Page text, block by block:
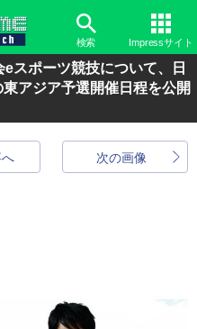
検索 Impressサイト
スポーツ競技について、日
アジア予選開催日程を公開
次の画像